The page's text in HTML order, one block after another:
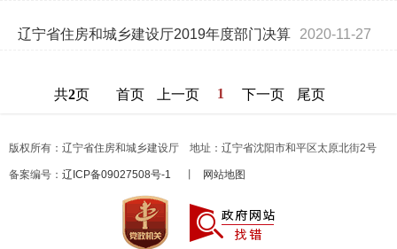
辽宁省住房和城乡建设厅2019年度部门决算 2020-11-27
共2页 首页 上一页 1 下一页 尾页
版权所有：辽宁省住房和城乡建设厅 地址：辽宁省沈阳市和平区太原北街2号
备案编号： 辽ICP备09027508号-1 网站地图